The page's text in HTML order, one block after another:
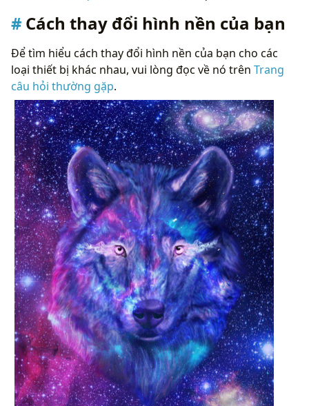
Cách thay đổi hình nền của bạn
Để tìm hiểu cách thay đổi hình nền của bạn cho các
loại thiết bị khác nhau, vui lòng đọc về nó trên Trang
câu hỏi thường gặp.